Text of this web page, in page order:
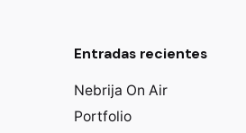
Entradas recientes
Nebrija On Air
Portfolio